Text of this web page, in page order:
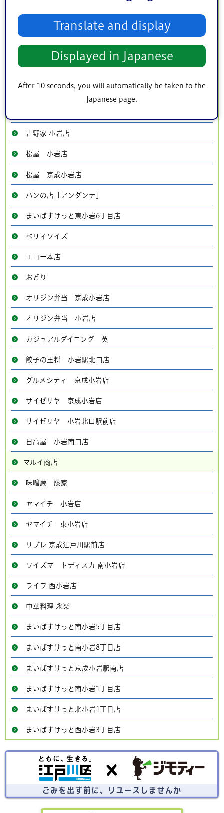
Translate and display
Displayed in Japanese
After 10 seconds, you will automatically be taken to the
Japanese page.
サイゼリヤ イトーヨーカドー小岩店
まいばすけっと南小岩二枚橋店
吉野家 小岩店
松屋 小岩店
松屋 京成小岩店
パンの店「アンダンテ」
まいばすけっと東小岩6丁目店
ベリィソイズ
エコー本店
おどり
オリジン弁当 京成小岩店
オリジン弁当 小岩店
カジュアルダイニング 英
餃子の王将 小岩駅北口店
グルメシティ 京成小岩店
サイゼリヤ 京成小岩店
サイゼリヤ 小岩北口駅前店
日高屋 小岩南口店
マルイ商店
味噌蔵 藤家
ヤマイチ 小岩店
ヤマイチ 東小岩店
リブレ 京成江戸川駅前店
ワイズマートディスカ 南小岩店
ライフ 西小岩店
中華料理 永楽
まいばすけっと南小岩5丁目店
まいばすけっと南小岩8丁目店
まいばすけっと京成小岩駅南店
まいばすけっと南小岩1丁目店
まいばすけっと北小岩1丁目店
まいばすけっと西小岩3丁目店